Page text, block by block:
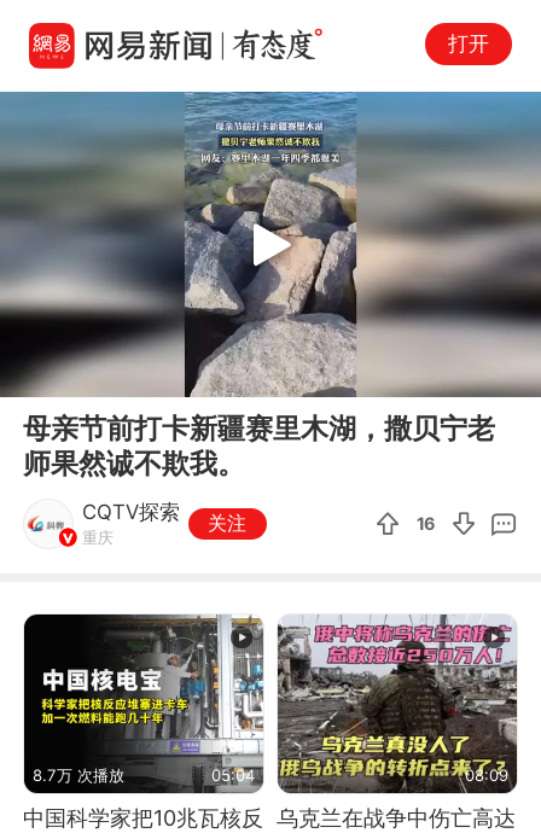
打开
00:00
Play
母亲节前打卡新疆赛里木湖，撒贝宁老
师果然诚不欺我。
CQTV探索
重庆
关注 16
8.7万 次播放 05:04
中国科学家把10兆瓦核反
08:09
乌克兰在战争中伤亡高达